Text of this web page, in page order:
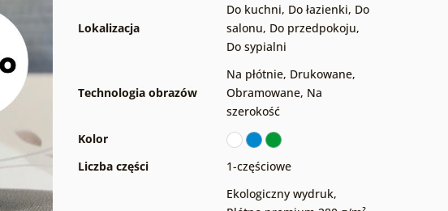
Lokalizacja
Do kuchni, Do łazienki, Do
salonu, Do przedpokoju,
Do sypialni
Technologia obrazów
Na płótnie, Drukowane,
Obramowane, Na
szerokość
Kolor
Liczba części
1-częściowe
Ekologiczny wydruk,